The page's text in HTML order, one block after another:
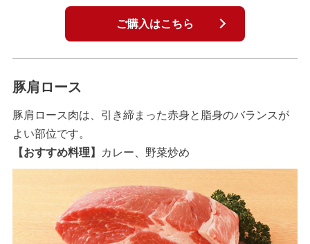
ご購入はこちら
豚肩ロース
豚肩ロース肉は、引き締まった赤身と脂身のバランスが
よい部位です。
【おすすめ料理】
カレー、野菜炒め